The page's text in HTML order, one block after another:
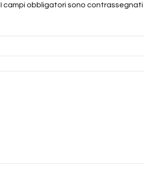
I campi obbligatori sono contrassegnati